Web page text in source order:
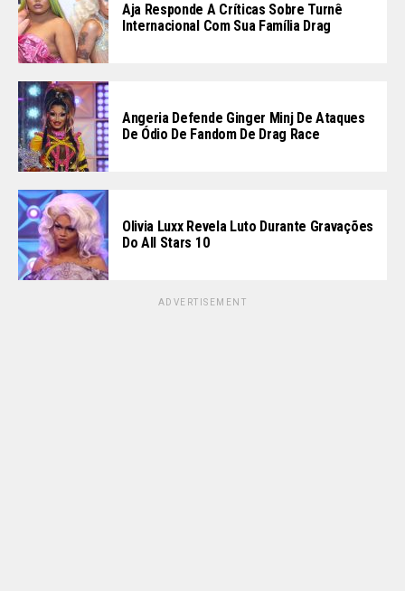
Aja Responde A Críticas Sobre Turnê
Internacional Com Sua Família Drag
Angeria Defende Ginger Minj De Ataques
De Ódio De Fandom De Drag Race
Olivia Luxx Revela Luto Durante Gravações
Do All Stars 10
ADVERTISEMENT